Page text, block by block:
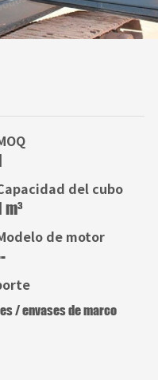
del cubo
m³
de motor
/ envases de marco